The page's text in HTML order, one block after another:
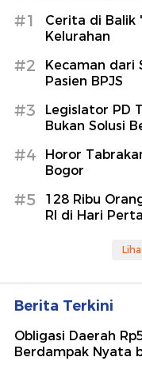
#1
Cerita di Balik
Kelurahan
#2
Kecaman dari
Pasien BPJS
#3
Legislator PD
Bukan Solusi
#4
Horor
Bogor
#5
128 Ribu
RI di Hari
Berita Terkini
Obligasi Daerah
Berdampak Nyata